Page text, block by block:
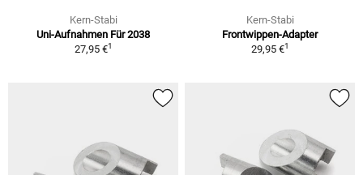
Kern-Stabi
Uni-Aufnahmen Für 2038
27,95 €1
Kern-Stabi
Frontwippen-Adapter
29,95 €1